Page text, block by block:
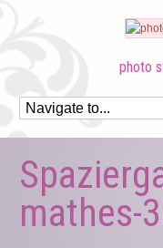
photo
mathes-